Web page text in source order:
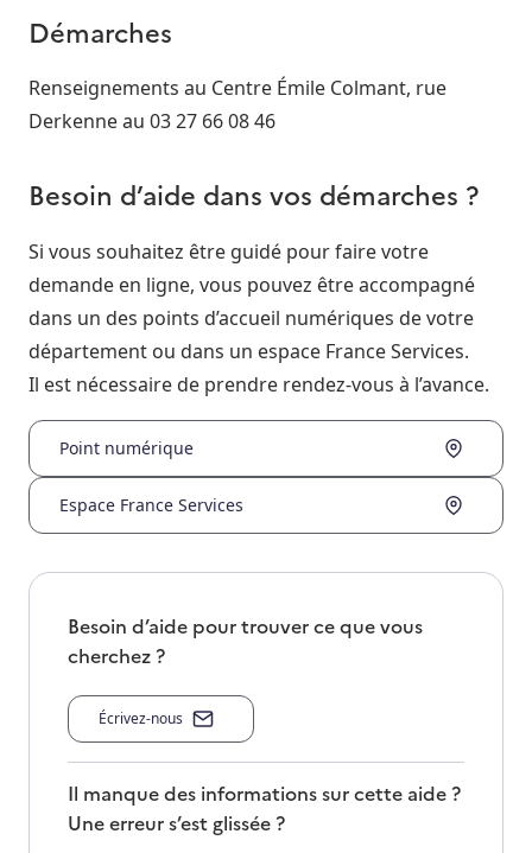
Démarches
Renseignements au Centre Émile Colmant, rue
Derkenne au 03 27 66 08 46
Besoin d’aide dans vos démarches ?
Si vous souhaitez être guidé pour faire votre
demande en ligne, vous pouvez être accompagné
dans un des points d’accueil numériques de votre
département ou dans un espace France Services.
Il est nécessaire de prendre rendez-vous à l’avance.
Point numérique
Espace France Services
Besoin d’aide pour trouver ce que vous
cherchez ?
Écrivez-nous
Il manque des informations sur cette aide ?
Une erreur s’est glissée ?